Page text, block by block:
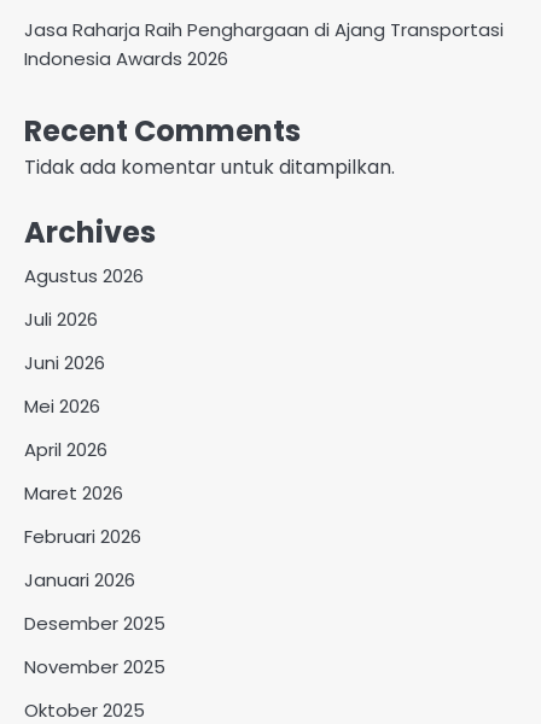
Jasa Raharja Raih Penghargaan di Ajang Transportasi
Indonesia Awards 2026
Recent Comments
Tidak ada komentar untuk ditampilkan.
Archives
Agustus 2026
Juli 2026
Juni 2026
Mei 2026
April 2026
Maret 2026
Februari 2026
Januari 2026
Desember 2025
November 2025
Oktober 2025